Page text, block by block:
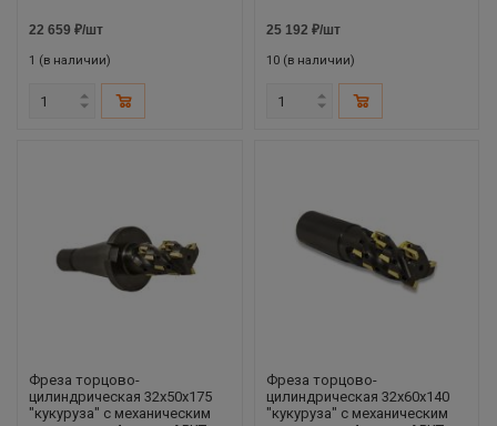
22 659 ₽/шт
1 (в наличии)
25 192 ₽/шт
10 (в наличии)
Фреза торцово-
цилиндрическая 32x50x175
"кукуруза" с механическим
Фреза торцово-
цилиндрическая 32x60x140
"кукуруза" с механическим